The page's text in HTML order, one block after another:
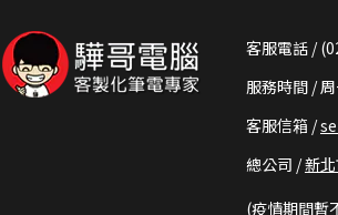
客服電話 /
服務時間 /
客服信箱 /
總公司 /新
(疫情期間暫